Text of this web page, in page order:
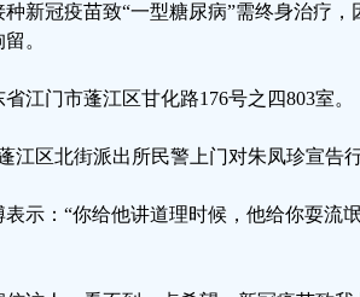
新冠疫苗致“一型糖尿病”需终身治疗
。
江门市蓬江区甘化路176号之四803室。
江区北街派出所民警上门对朱凤珍宣告
示：“你给他讲道理时候，他给你耍流